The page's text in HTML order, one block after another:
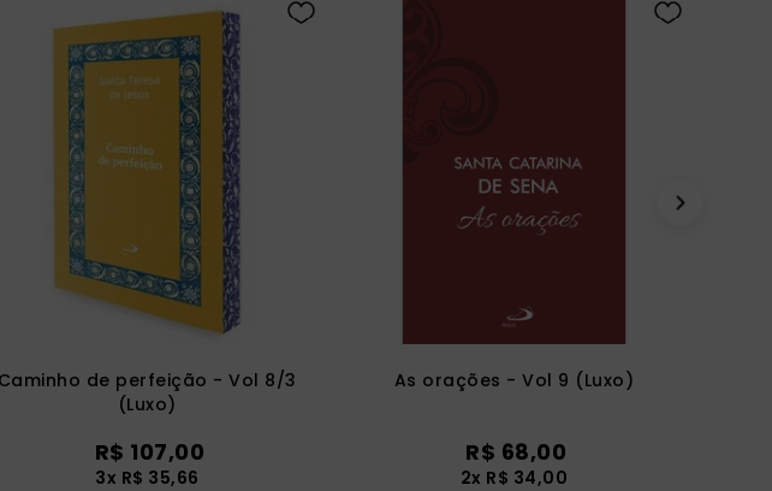
Caminho de perfeição - Vol 8/3
(Luxo)
R$ 107,00
3x R$ 35,66
As orações - Vol 9 (Luxo)
R$ 68,00
2x R$ 34,00